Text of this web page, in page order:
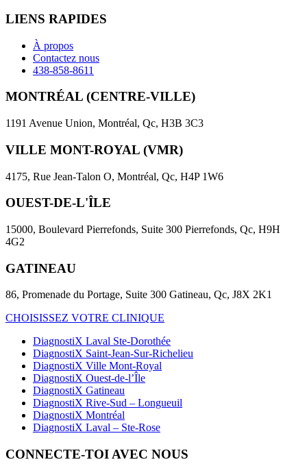
LIENS RAPIDES
À propos
Contactez nous
438-858-8611
MONTRÉAL (CENTRE-VILLE)
1191 Avenue Union, Montréal, Qc, H3B 3C3
VILLE MONT-ROYAL (VMR)
4175, Rue Jean-Talon O, Montréal, Qc, H4P 1W6
OUEST-DE-L'ÎLE
15000, Boulevard Pierrefonds, Suite 300 Pierrefonds, Qc, H9H
4G2
GATINEAU
86, Promenade du Portage, Suite 300 Gatineau, Qc, J8X 2K1
CHOISISSEZ VOTRE CLINIQUE
DiagnostiX Laval Ste-Dorothée
DiagnostiX Saint-Jean-Sur-Richelieu
DiagnostiX Ville Mont-Royal
DiagnostiX Ouest-de-l’Île
DiagnostiX Gatineau
DiagnostiX Rive-Sud – Longueuil
DiagnostiX Montréal
DiagnostiX Laval – Ste-Rose
CONNECTE-TOI AVEC NOUS